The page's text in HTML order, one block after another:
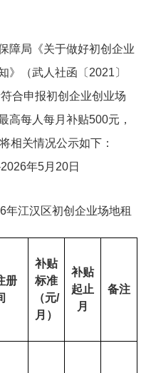
障局《关于做好初创企业
》（武人社函〔2021〕
合申报初创企业创业场
高每人每月补贴500元，
相关情况公示如下：
年5月20日
汉区初创企业场地租
册
补贴
标准
（元/
月 ）
补贴
起止
月
备注